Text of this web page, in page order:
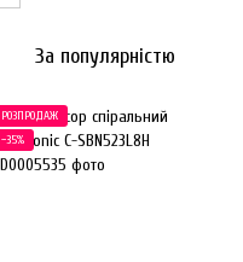
За популярністю
РОЗПРОДАЖ
−35%